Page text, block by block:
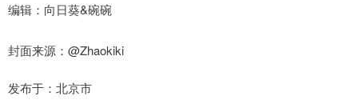
编辑：向日葵&碗碗
封面来源：@Zhaokiki
发布于：北京市